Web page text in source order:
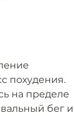
похудения.
на пределе
бег и